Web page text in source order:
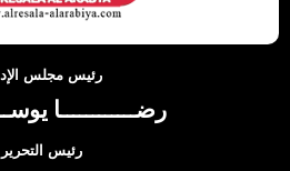
رئيس مجلس
رضــــــــــــا
رئيس التحرير